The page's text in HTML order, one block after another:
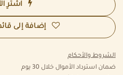
اشترِ
إضافة إلى
الشروط والأحكام
ضمان استرداد الأموال خلال 30 يوم